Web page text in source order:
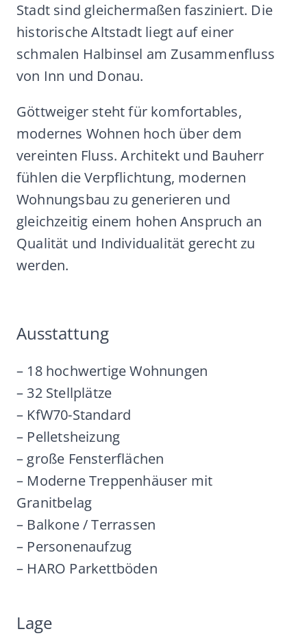
Stadt sind gleichermaßen fasziniert. Die
historische Altstadt liegt auf einer
schmalen Halbinsel am Zusammenfluss
von Inn und Donau.
Göttweiger steht für komfortables,
modernes Wohnen hoch über dem
vereinten Fluss. Architekt und Bauherr
fühlen die Verpflichtung, modernen
Wohnungsbau zu generieren und
gleichzeitig einem hohen Anspruch an
Qualität und Individualität gerecht zu
werden.
Ausstattung
– 18 hochwertige Wohnungen
– 32 Stellplätze
– KfW70-Standard
– Pelletsheizung
– große Fensterflächen
– Moderne Treppenhäuser mit
Granitbelag
– Balkone / Terrassen
– Personenaufzug
– HARO Parkettböden
Lage